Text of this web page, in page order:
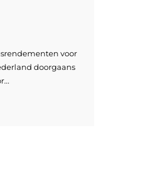
voor
doorgaans